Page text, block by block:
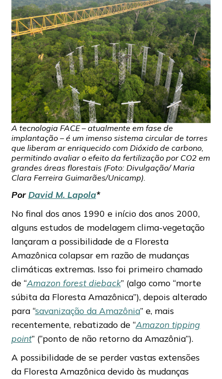
A tecnologia FACE – atualmente em fase de
implantação – é um imenso sistema circular de torres
que liberam ar enriquecido com Dióxido de carbono,
permitindo avaliar o efeito da fertilização por CO2 em
grandes áreas florestais (Foto: Divulgação/ Maria
Clara Ferreira Guimarães/Unicamp).
Por David M. Lapola*
No final dos anos 1990 e início dos anos 2000,
alguns estudos de modelagem clima-vegetação
lançaram a possibilidade de a Floresta
Amazônica colapsar em razão de mudanças
climáticas extremas. Isso foi primeiro chamado
de “Amazon forest dieback” (algo como “morte
súbita da Floresta Amazônica”), depois alterado
para “savanização da Amazônia” e, mais
recentemente, rebatizado de “Amazon tipping
point” (“ponto de não retorno da Amazônia”).
A possibilidade de se perder vastas extensões
da Floresta Amazônica devido às mudanças